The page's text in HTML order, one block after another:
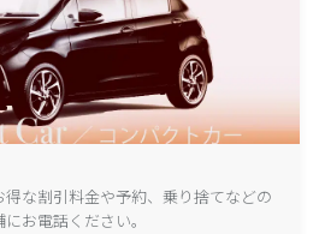
な割引料金や予約、乗り捨てなどの
お電話ください。